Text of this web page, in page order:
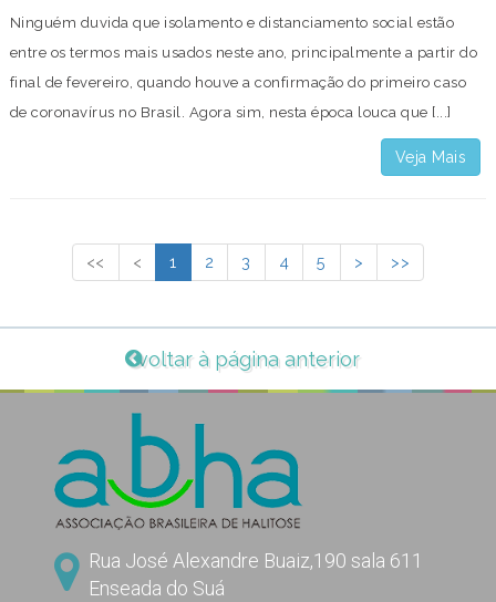
Ninguém duvida que isolamento e distanciamento social estão
entre os termos mais usados neste ano, principalmente a partir do
final de fevereiro, quando houve a confirmação do primeiro caso
de coronavírus no Brasil. Agora sim, nesta época louca que [...]
Veja Mais
<< < 1 2 3 4 5 > >>
voltar à página anterior
Rua José Alexandre Buaiz,190 sala 611
Enseada do Suá